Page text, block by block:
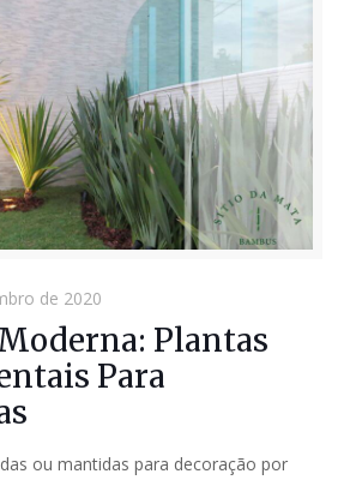
de 2020
Plantas
Para
ou mantidas para decoração por